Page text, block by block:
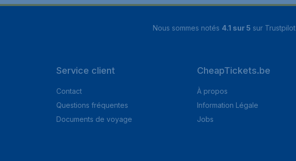
Nous sommes notés 4.1 sur 5 sur Trustpilot
Service client
Contact
Questions fréquentes
Documents de voyage
CheapTickets.be
À propos
Information Légale
Jobs